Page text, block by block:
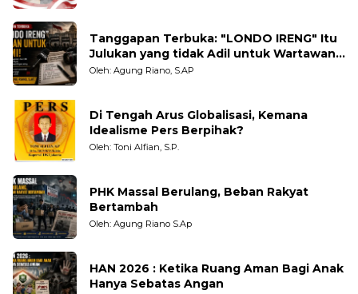
Tanggapan Terbuka: "LONDO IRENG" Itu
Julukan yang tidak Adil untuk Wartawan,
Pengamat dan LSM
Oleh: Agung Riano, S.AP
Di Tengah Arus Globalisasi, Kemana
Idealisme Pers Berpihak?
Oleh: Toni Alfian, S.P.
PHK Massal Berulang, Beban Rakyat
Bertambah
Oleh: Agung Riano S.Ap
HAN 2026 : Ketika Ruang Aman Bagi Anak
Hanya Sebatas Angan